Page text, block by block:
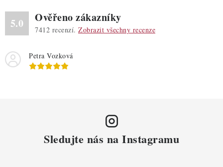
5.0 Ověřeno zákazníky
7412 recenzí. Zobrazit všechny recenze
Petra Vozková
Sledujte nás na Instagramu